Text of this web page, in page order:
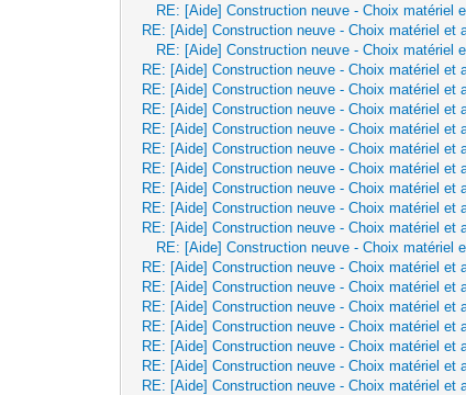
RE: [Aide] Construction neuve - Choix matériel
RE: [Aide] Construction neuve - Choix matériel et
RE: [Aide] Construction neuve - Choix matériel
RE: [Aide] Construction neuve - Choix matériel et
RE: [Aide] Construction neuve - Choix matériel et
RE: [Aide] Construction neuve - Choix matériel et
RE: [Aide] Construction neuve - Choix matériel et
RE: [Aide] Construction neuve - Choix matériel et
RE: [Aide] Construction neuve - Choix matériel et
RE: [Aide] Construction neuve - Choix matériel et
RE: [Aide] Construction neuve - Choix matériel et
RE: [Aide] Construction neuve - Choix matériel et
RE: [Aide] Construction neuve - Choix matériel
RE: [Aide] Construction neuve - Choix matériel et
RE: [Aide] Construction neuve - Choix matériel et
RE: [Aide] Construction neuve - Choix matériel et
RE: [Aide] Construction neuve - Choix matériel et
RE: [Aide] Construction neuve - Choix matériel et
RE: [Aide] Construction neuve - Choix matériel et
RE: [Aide] Construction neuve - Choix matériel et